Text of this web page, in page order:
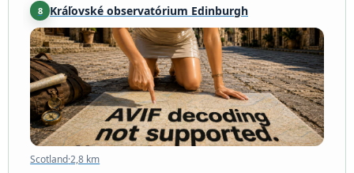
8 Kráľovské observatórium Edinburgh
Scotland·2,8 km
Scotland·2,8 km